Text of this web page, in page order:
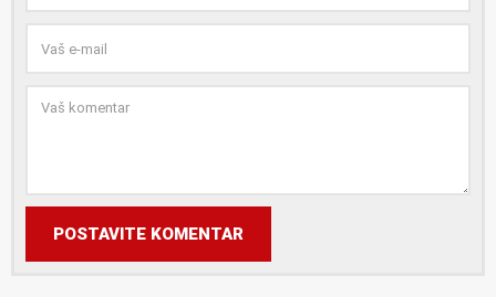
POSTAVITE KOMENTAR